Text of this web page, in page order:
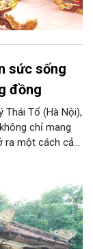
sức sống
đồng
Thái Tổ (Hà Nội),
chỉ mang
ra một cách cảm
là ca khúc “Hà
ảnh Thủ đô
hóa, qua đó
tạo không
bền vững của